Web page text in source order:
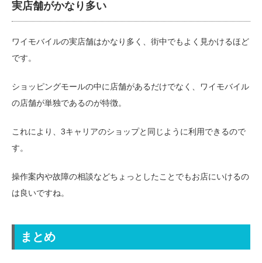
実店舗がかなり多い
ワイモバイルの実店舗はかなり多く、街中でもよく見かけるほど
です。
ショッピングモールの中に店舗があるだけでなく、ワイモバイル
の店舗が単独であるのが特徴。
これにより、3キャリアのショップと同じように利用できるので
す。
操作案内や故障の相談などちょっとしたことでもお店にいけるの
は良いですね。
まとめ